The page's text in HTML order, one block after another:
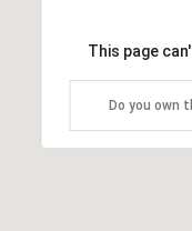
This page
Do you own